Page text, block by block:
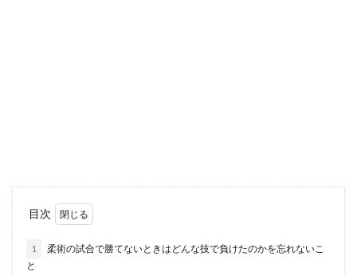
目次
1
柔術の試合で勝てないときはどんな技で負けたのかを忘れないこ
と